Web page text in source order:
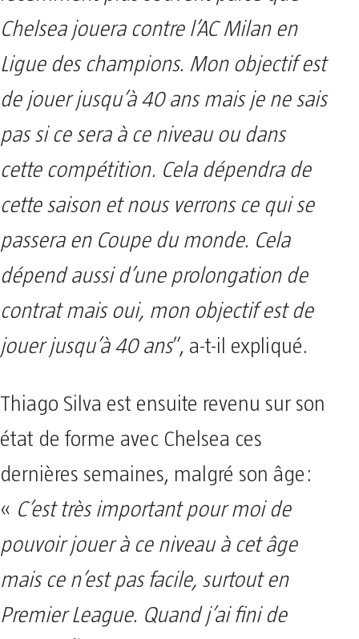
Chelsea jouera contre l’AC Milan en
Ligue des champions. Mon objectif est
de jouer jusqu’à 40 ans mais je ne sais
pas si ce sera à ce niveau ou dans
cette compétition. Cela dépendra de
cette saison et nous verrons ce qui se
passera en Coupe du monde. Cela
dépend aussi d’une prolongation de
contrat mais oui, mon objectif est de
jouer jusqu’à 40 ans”, a-t-il expliqué.
Thiago Silva est ensuite revenu sur son
état de forme avec Chelsea ces
dernières semaines, malgré son âge:
« C’est très important pour moi de
pouvoir jouer à ce niveau à cet âge
mais ce n’est pas facile, surtout en
Premier League. Quand j’ai fini de